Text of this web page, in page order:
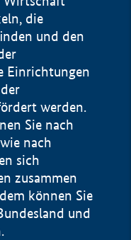
die
und den
Einrichtungen
werden.
Sie nach
nach
sich
zusammen
können Sie
und